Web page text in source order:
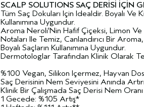
SCALP SOLUTIONS SAÇ DERİSİ İÇİN
Tüm Saç Dokuları Için Idealdir. Boyalı Ve
Kullanımına Uygundur.
Aroma Neroli'Nin Hafif Çiçeksi, Limon Ve
Notaları Ile Temiz, Canlandırıcı Bir
Boyalı Saçların Kullanımına Uygundur.
Dermotologlar Tarafından Klinik Olarak
%100 Vegan, Silikon Içermez, Hayvan
Saç Derisinin Nem Seviyesini Anında
Klinik Bir Çalışmada Saç Derisi Nem
1 Gecede: %105 Artış*